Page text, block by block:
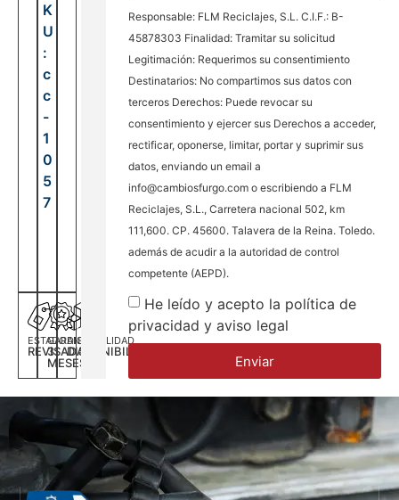
ESTADO
REVISADA
GARANTÍA
3
MESES
DISPONILIDAD
DISPONIBILIDAD
K
U
:
c
c
-
1
0
5
7
Responsable: FLM Reciclajes, S.L. C.I.F.: B-
45878303 Finalidad: Tramitar su solicitud
Legitimación: Requerimos su consentimiento
Destinatarios: No compartimos sus datos con
terceros Derechos: Puede revocar su
consentimiento y ejercer sus Derechos a acceder,
rectificar, oponerse, limitar, portar y suprimir sus
datos, enviando un email a
info@cambiosfurgo.com o escribiendo a FLM
Reciclajes, S.L., Carretera nacional 502, km
111,600. CP. 45600. Talavera de la Reina. Toledo.
además de acudir a la autoridad de control
competente (AEPD).
He leído y acepto la política de
privacidad y aviso legal
Enviar